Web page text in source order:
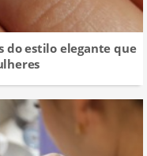
do estilo elegante que